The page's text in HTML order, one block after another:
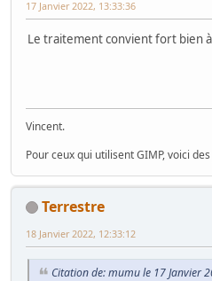
17 Janvier 2022, 13:33:36
Le traitement convient fort bien
Vincent.
Pour ceux qui utilisent GIMP, voici des
Terrestre
18 Janvier 2022, 12:33:12
Citation de: mumu le 17 Janvier